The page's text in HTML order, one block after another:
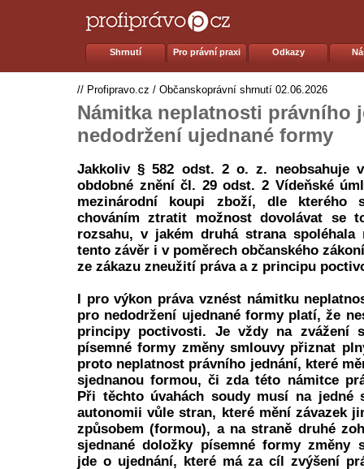
Shrnutí Pro právní praxi Odkazy
// Profipravo.cz / Občanskoprávní shrnutí 02.06.2026
Námitka neplatnosti právního
nedodržení ujednané formy
Jakkoliv § 582 odst. 2 o. z. neobsahuje
obdobné znění čl. 29 odst. 2 Vídeňské
mezinárodní koupi zboží, dle kterého
chováním ztratit možnost dovolávat se
rozsahu, v jakém druhá strana
tento závěr i v poměrech občanského
ze zákazu zneužití práva a z principu
I pro výkon práva vznést námitku
pro nedodržení ujednané formy platí, že
principy poctivosti. Je vždy na zvážení
písemné formy změny smlouvy přiznat
proto neplatnost právního jednání, které
sjednanou formou, či zda této námitce
Při těchto úvahách soudy musí na jedné
autonomii vůle stran, které mění závazek
způsobem (formou), a na straně druhé
sjednané doložky písemné formy změny
jde o ujednání, které má za cíl zvýšení